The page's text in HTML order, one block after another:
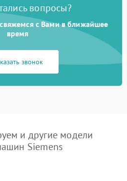
вопросы?
с Вами в ближайшее
время
звонок
и другие модели
Siemens